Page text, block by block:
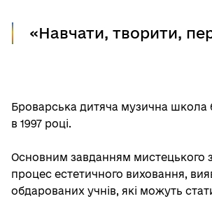
«Навчати, творити,
Броварська дитяча музична школа
в 1997 році.
Основним завданням мистецького
процес естетичного виховання,
обдарованих учнів, які можуть